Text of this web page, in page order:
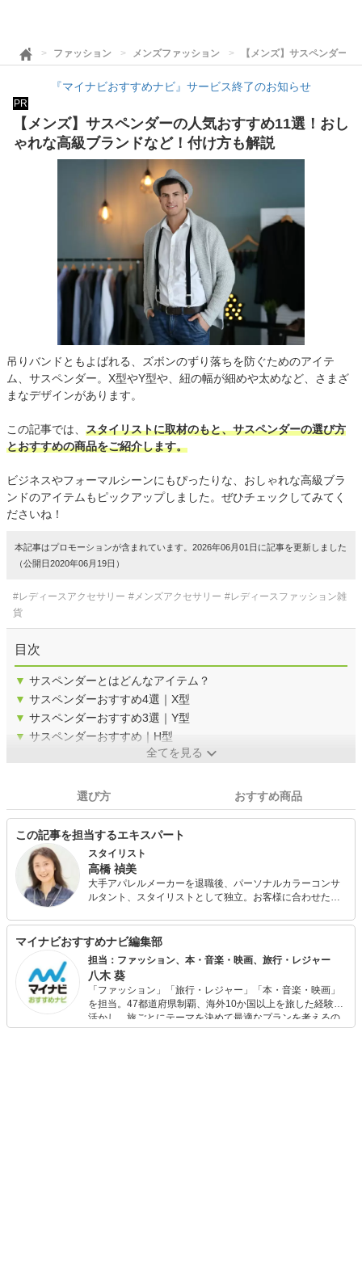
ファッション メンズファッション 【メンズ】サスペンダー
『マイナビおすすめナビ』サービス終了のお知らせ
PR
【メンズ】サスペンダーの人気おすすめ11選！おし
ゃれな高級ブランドなど！付け方も解説
吊りバンドともよばれる、ズボンのずり落ちを防ぐためのアイテ
ム、サスペンダー。X型やY型や、紐の幅が細めや太めなど、さまざ
まなデザインがあります。
この記事では、 スタイリストに取材のもと、サスペンダーの選び方
とおすすめの商品をご紹介します。
ビジネスやフォーマルシーンにもぴったりな、おしゃれな高級ブラ
ンドのアイテムもピックアップしました。ぜひチェックしてみてく
ださいね！
本記事はプロモーションが含まれています。2026年06月01日に記事を更新しました
（公開日2020年06月19日）
#レディースアクセサリー #メンズアクセサリー #レディースファッション雑
貨
目次
▼ サスペンダーとはどんなアイテム？
▼ サスペンダーおすすめ4選｜X型
▼ サスペンダーおすすめ3選｜Y型
▼ サスペンダーおすすめ｜H型
全てを見る
選び方 おすすめ商品
この記事を担当するエキスパート
スタイリスト
高橋 禎美
大手アパレルメーカーを退職後、パーソナルカラーコンサ
ルタント、スタイリストとして独立。お客様に合わせたバ
くアドバイス。パーソナルカラー診断も会社員時代から仕
事の中で関わっており実績と定評がある。 また、FPとして
も活動しており、個人FP相談や投資初心者の女性に向けた
「はじめての投資セミナー」を開催中。お金とファッショ
ンに興味のある女性に支持されている。
マイナビおすすめナビ編集部
担当：ファッション、本・音楽・映画、旅行・レジャー
八木 葵
「ファッション」「旅行・レジャー」「本・音楽・映画」
を担当。47都道府県制覇、海外10か国以上を旅した経験を
活かし、旅ごとにテーマを決めて最適なプランを考えるの
が得意。また、アパレルショップでの販売経験もあり。誰